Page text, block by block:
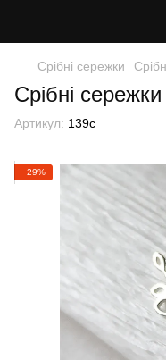
Срібні сережки
Срібні
Артикул: 139с
−29%